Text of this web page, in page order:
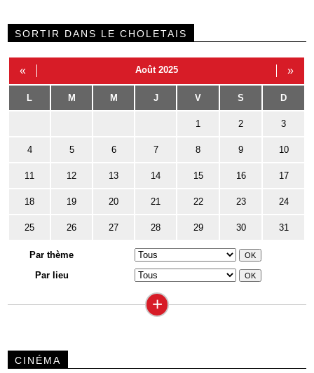
SORTIR DANS LE CHOLETAIS
« Août 2025 »
L M M J V S D
1 2 3
4 5 6 7 8 9 10
11 12 13 14 15 16 17
18 19 20 21 22 23 24
25 26 27 28 29 30 31
Par thème
Par lieu
+
CINÉMA